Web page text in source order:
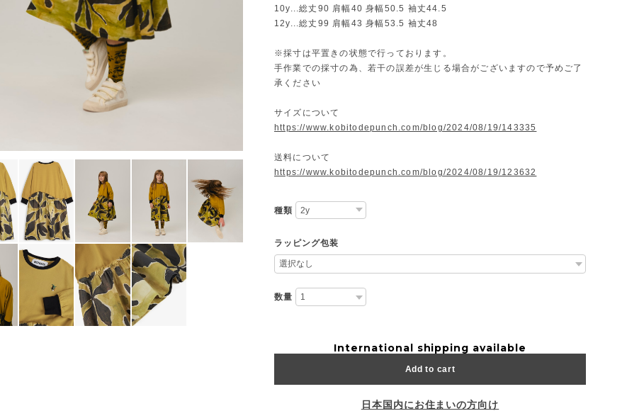
10y...総丈90 肩幅40 身幅50.5 袖丈44.5
12y...総丈99 肩幅43 身幅53.5 袖丈48
※採寸は平置きの状態で行っております。
手作業での採寸の為、若干の誤差が生じる場合がございますので予めご了
承ください
サイズについて
https://www.kobitodepunch.com/blog/2024/08/19/143335
送料について
https://www.kobitodepunch.com/blog/2024/08/19/123632
種類
ラッピング包装
数量
International shipping available
Add to cart
日本国内にお住まいの方向け